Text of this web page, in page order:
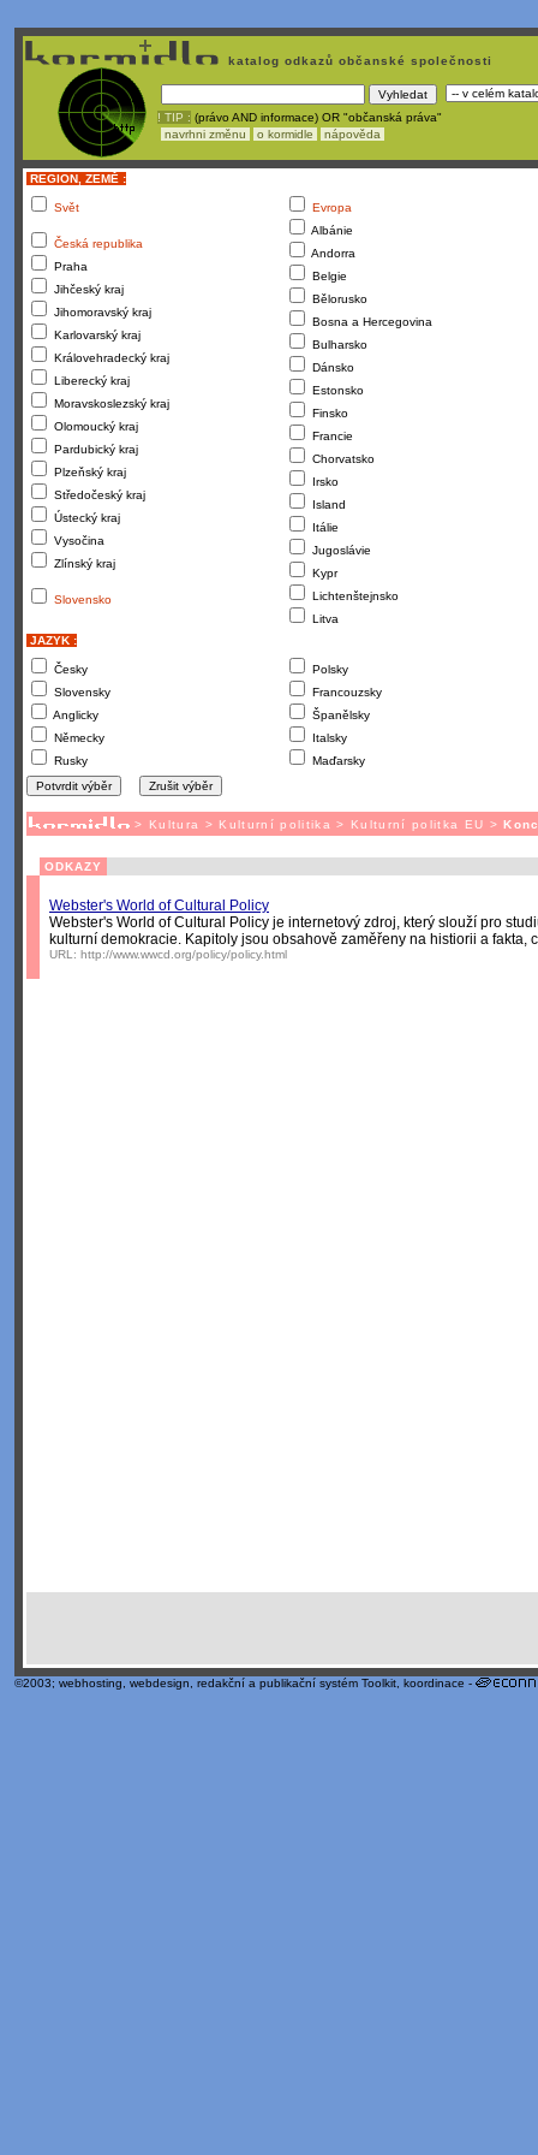
katalog odkazů občanské společnosti
! TIP : (právo AND informace) OR "občanská práva"
navrhni změnu
o kormidle nápověda
REGION, ZEMĚ :
Svět
Česká republika
Praha
Jihčeský kraj
Jihomoravský kraj
Karlovarský kraj
Královehradecký kraj
Liberecký kraj
Moravskoslezský kraj
Olomoucký kraj
Pardubický kraj
Plzeňský kraj
Středočeský kraj
Ústecký kraj
Vysočina
Zlínský kraj
Slovensko
Evropa
Albánie
Andorra
Belgie
Bělorusko
Bosna a Hercegovina
Bulharsko
Dánsko
Estonsko
Finsko
Francie
Chorvatsko
Irsko
Island
Itálie
Jugoslávie
Kypr
Lichtenštejnsko
Litva
JAZYK :
Česky
Slovensky
Anglicky
Německy
Rusky
Polsky
Francouzsky
Španělsky
Italsky
Maďarsky
> Kultura > Kulturní politika > Kulturní politka EU >
ODKAZY
Webster's World of Cultural Policy
Webster's World of Cultural Policy je internetový zdroj, který slouží pro
kulturní demokracie. Kapitoly jsou obsahově zaměřeny na histiorii a fakta,
URL: http://www.wwcd.org/policy/policy.html
©2003; webhosting webdesign redakční a publikační systém Toolkit , koordinace -